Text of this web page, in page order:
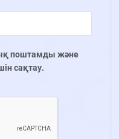
поштамды және
сақтау.